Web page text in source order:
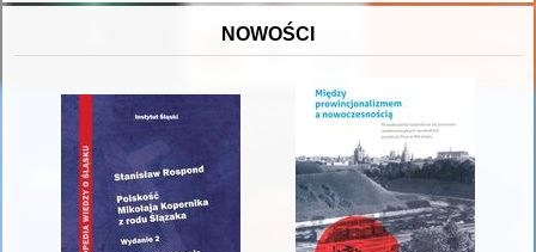
NOWOŚCI